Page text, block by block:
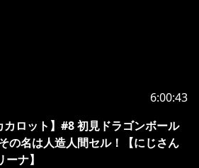
6:00:43
カロット】#8 初見ドラゴンボール
の名は人造人間セル！【にじさん
ナ】